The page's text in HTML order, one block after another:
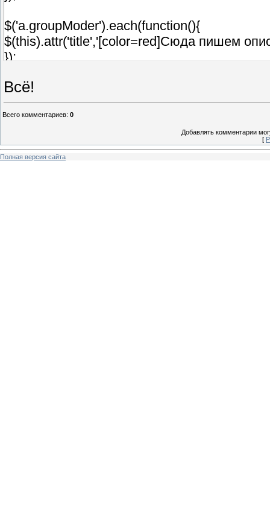
$('a.groupModer').each(function(){
$(this).attr('title','[color=red]Сюда пишем
});
$('a.groupUser').each(function(){
$(this).attr('title','[color=red]Сюда пишем
});
$('a.groupVerify').each(function(){
Всё!
Всего комментариев: 0
Добавлять комментарии
[
Полная версия сайта